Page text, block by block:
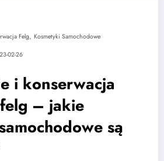
Felg, Kosmetyki Samochodowe
02-26
i konserwacja
– jakie
są